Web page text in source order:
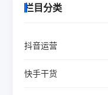
栏目分类
抖音运营
快手干货